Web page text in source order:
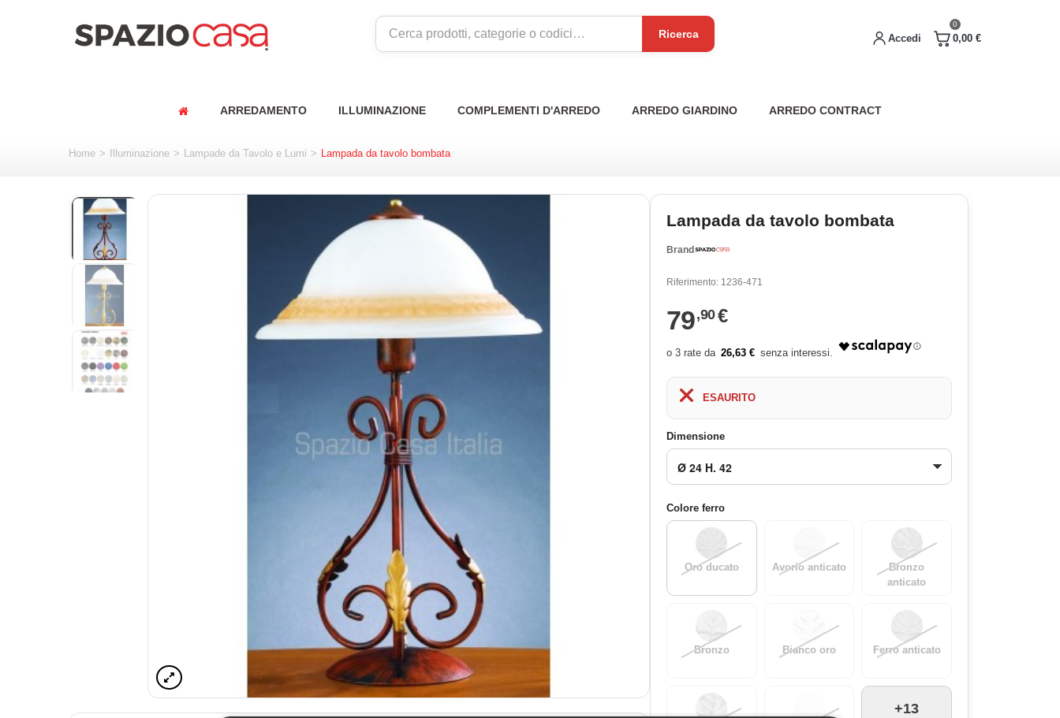
0
0,00 €
Accedi
Ricerca
ARREDAMENTO ILLUMINAZIONE COMPLEMENTI D'ARREDO ARREDO GIARDINO ARREDO CONTRACT
Home > Illuminazione > Lampade da Tavolo e Lumi > Lampada da tavolo bombata
Lampada da tavolo bombata
Brand
Riferimento: 1236-471
79,90€
26,63 €
ESAURITO
Dimensione
Colore ferro
Oro ducato Avorio anticato
Bronzo
anticato
Bronzo Bianco oro Ferro anticato
+13